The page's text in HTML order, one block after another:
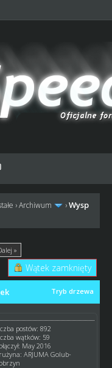
›Archiwum ›Wysp
»
Wątek zamknięty
Tryb drzewa
postów: 892
wątków: 59
May 2016
ARJUMA Golub-